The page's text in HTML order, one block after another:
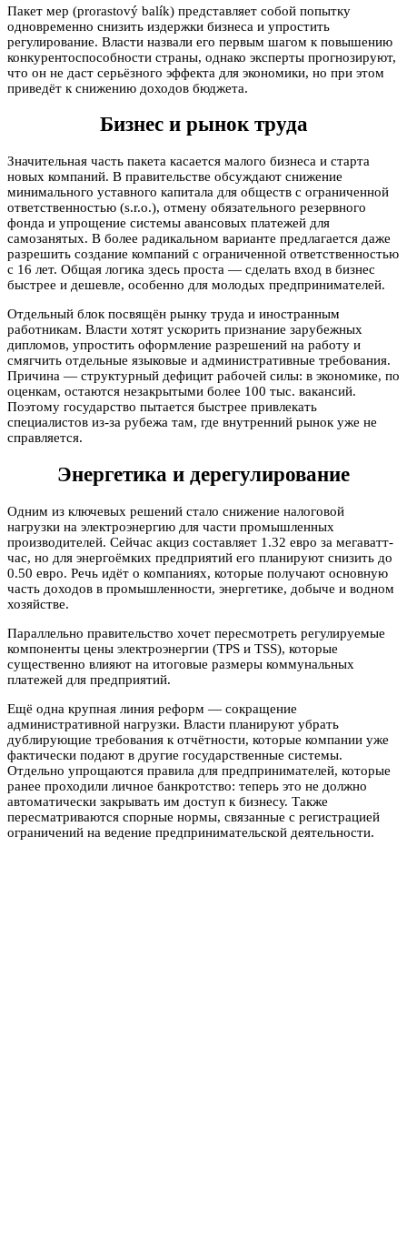
Пакет мер (prorastový balík) представляет собой попытку
одновременно снизить издержки бизнеса и упростить
регулирование. Власти назвали его первым шагом к повышению
конкурентоспособности страны, однако эксперты прогнозируют,
что он не даст серьёзного эффекта для экономики, но при этом
приведёт к снижению доходов бюджета.
Бизнес и рынок труда
Значительная часть пакета касается малого бизнеса и старта
новых компаний. В правительстве обсуждают снижение
минимального уставного капитала для обществ с ограниченной
ответственностью (s.r.o.), отмену обязательного резервного
фонда и упрощение системы авансовых платежей для
самозанятых. В более радикальном варианте предлагается даже
разрешить создание компаний с ограниченной ответственностью
с 16 лет. Общая логика здесь проста — сделать вход в бизнес
быстрее и дешевле, особенно для молодых предпринимателей.
Отдельный блок посвящён рынку труда и иностранным
работникам. Власти хотят ускорить признание зарубежных
дипломов, упростить оформление разрешений на работу и
смягчить отдельные языковые и административные требования.
Причина — структурный дефицит рабочей силы: в экономике, по
оценкам, остаются незакрытыми более 100 тыс. вакансий.
Поэтому государство пытается быстрее привлекать
специалистов из-за рубежа там, где внутренний рынок уже не
справляется.
Энергетика и дерегулирование
Одним из ключевых решений стало снижение налоговой
нагрузки на электроэнергию для части промышленных
производителей. Сейчас акциз составляет 1.32 евро за мегаватт-
час, но для энергоёмких предприятий его планируют снизить до
0.50 евро. Речь идёт о компаниях, которые получают основную
часть доходов в промышленности, энергетике, добыче и водном
хозяйстве.
Параллельно правительство хочет пересмотреть регулируемые
компоненты цены электроэнергии (TPS и TSS), которые
существенно влияют на итоговые размеры коммунальных
платежей для предприятий.
Ещё одна крупная линия реформ — сокращение
административной нагрузки. Власти планируют убрать
дублирующие требования к отчётности, которые компании уже
фактически подают в другие государственные системы.
Отдельно упрощаются правила для предпринимателей, которые
ранее проходили личное банкротство: теперь это не должно
автоматически закрывать им доступ к бизнесу. Также
пересматриваются спорные нормы, связанные с регистрацией
ограничений на ведение предпринимательской деятельности.